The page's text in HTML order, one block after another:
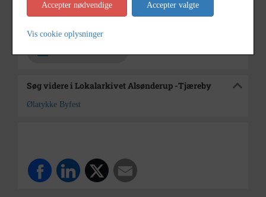
Arkiv
Lokalarkivet Alsønderup -
Søg videre i Lokalarkivet Alsønderup -Tjæreby
Ølatykke Byfest
Accepter nødvendige Accepter valgte
Vis cookie oplysninger